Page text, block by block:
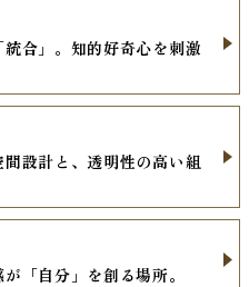
合」。知的好奇心を刺激
設計と、透明性の高い組
「自分」を創る場所。